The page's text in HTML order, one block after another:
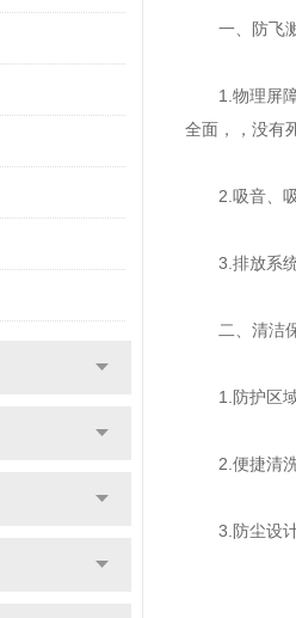
一、防飞
1.物理屏障
全面，，没有
2.吸音、吸
3.排放系统
二、清洁
1.防护区域
2.便捷清洗
3.防尘设计